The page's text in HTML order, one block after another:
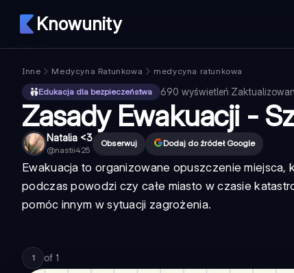
Knowunity
Inne Medycyna Ratunkowa
medycyna ratunkowa
Edukacja dla bezpieczeństwa
690 wyświetleń·
Zasady Ewakuacji -
Natalia <3
@nastii425
Obserwuj Dodaj do źródeł Google
Ewakuacja to organizowane opuszczenie
podczas powodzi czy całe miasto w czasie
pomóc innym w sytuacji zagrożenia.
1 of 1